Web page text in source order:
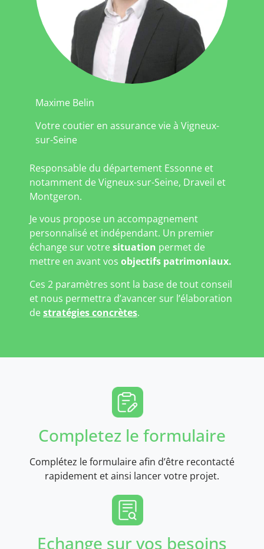
Maxime Belin
Votre coutier en assurance vie à Vigneux-
sur-Seine
Responsable du département Essonne et
notamment de Vigneux-sur-Seine, Draveil et
Montgeron.
Je vous propose un accompagnement
personnalisé et indépendant. Un premier
échange sur votresituation permet de
mettre en avant vos objectifs patrimoniaux.
Ces 2 paramètres sont la base de tout conseil
et nous permettra d’avancer sur l’élaboration
destratégies concrètes.
Completez le formulaire
Complétez le formulaire afin d’être recontacté
rapidement et ainsi lancer votre projet.
Echange sur vos besoins